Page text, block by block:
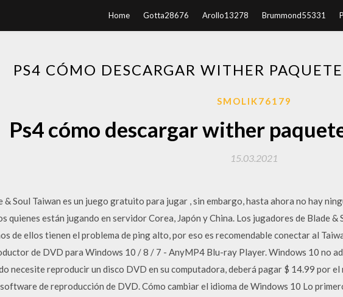
Home Gotta28676 Arollo13278 Brummond55331
PS4 CÓMO DESCARGAR WITHER
SMOLIK76179
Ps4 cómo descargar wither
15.03.2021
& Soul Taiwan es un juego gratuito para jugar , sin embargo, hasta ahora no hay
quienes están jugando en servidor Corea, Japón y China. Los jugadores de Blade &
de ellos tienen el problema de ping alto, por eso es recomendable conectar al
de DVD para Windows 10 / 8 / 7 - AnyMP4 Blu-ray Player. Windows 10 no
necesite reproducir un disco DVD en su computadora, deberá pagar $ 14.99 por
de reproducción de DVD. Cómo cambiar el idioma de Windows 10 Lo